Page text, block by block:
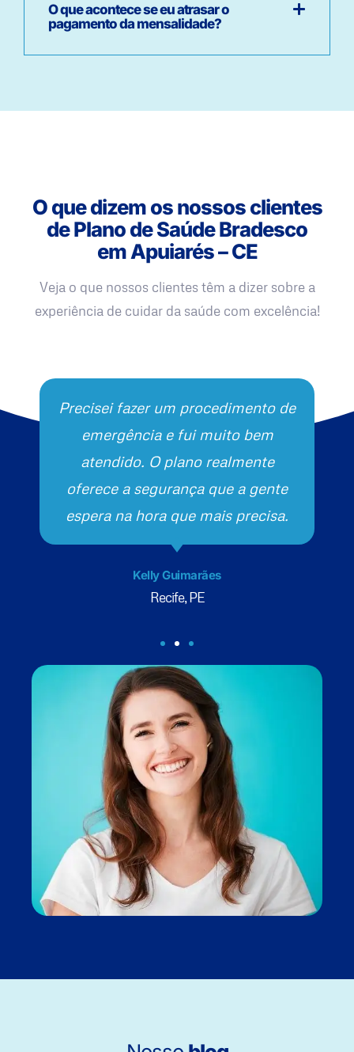
O que acontece se eu atrasar o
pagamento da mensalidade?
O que dizem os nossos clientes
de Plano de Saúde Bradesco
em Apuiarés – CE
Veja o que nossos clientes têm a dizer sobre a
experiência de cuidar da saúde com excelência!
Precisei fazer um procedimento de
emergência e fui muito bem
atendido. O plano realmente
oferece a segurança que a gente
espera na hora que mais precisa.
Kelly Guimarães
Recife, PE